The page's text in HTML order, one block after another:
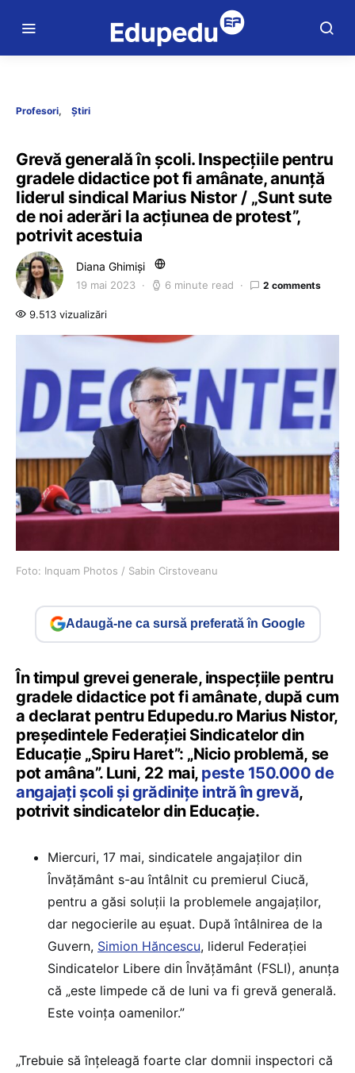
Profesori Știri
Grevă generală în școli. Inspecțiile pentru
gradele didactice pot fi amânate, anunță
liderul sindical Marius Nistor / „Sunt sute
de noi aderări la acțiunea de protest”,
potrivit acestuia
Diana Ghimiși
19 mai 2023 6 minute read 2 comments
9.513 vizualizări
Foto: Inquam Photos / Sabin Cirstoveanu
Adaugă-ne ca sursă preferată în Google
În timpul grevei generale, inspecțiile pentru
gradele didactice pot fi amânate, după cum
a declarat pentru Edupedu.ro Marius Nistor,
președintele Federației Sindicatelor din
Educație „Spiru Haret”: „Nicio problemă, se
pot amâna”. Luni, 22 mai, peste 150.000 de
angajați școli și grădinițe intră în grevă,
potrivit sindicatelor din Educație.
Miercuri, 17 mai, sindicatele angajaților din
Învățământ s-au întâlnit cu premierul Ciucă,
pentru a găsi soluții la problemele angajaților,
dar negocierile au eșuat. După întâlnirea de la
Guvern, Simion Hăncescu, liderul Federației
Sindicatelor Libere din Învățământ (FSLI), anunța
că „este limpede că de luni va fi grevă generală.
Este voința oamenilor.”
„Trebuie să înțeleagă foarte clar domnii inspectori că